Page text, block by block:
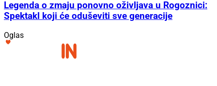
Legenda o zmaju ponovno oživljava u Rogoznici:
Spektakl koji će oduševiti sve generacije
Oglas